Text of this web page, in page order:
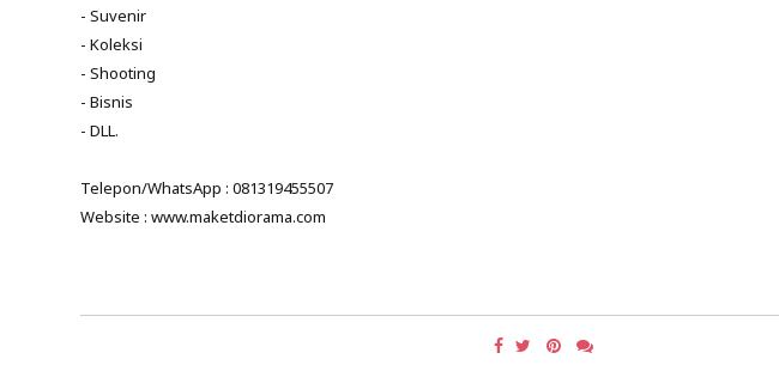
- Suvenir
- Koleksi
- Shooting
- Bisnis
- DLL.
Telepon/WhatsApp : 081319455507
Website : www.maketdiorama.com